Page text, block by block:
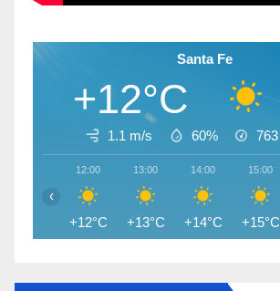
Santa Fe
+12°C
1.1 m/s 60% 763
12:00
+12°C
13:00
+13°C
14:00
+14°C
15:00
+15°C
‹